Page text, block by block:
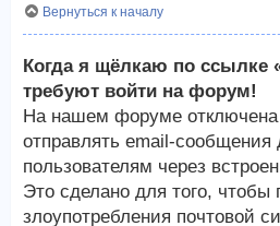
Вернуться к началу
Когда я щёлкаю по ссылке
требуют войти на форум!
На нашем форуме отключена
отправлять email-сообщения
пользователям через
Это сделано для того, чтобы
злоупотребления почтовой